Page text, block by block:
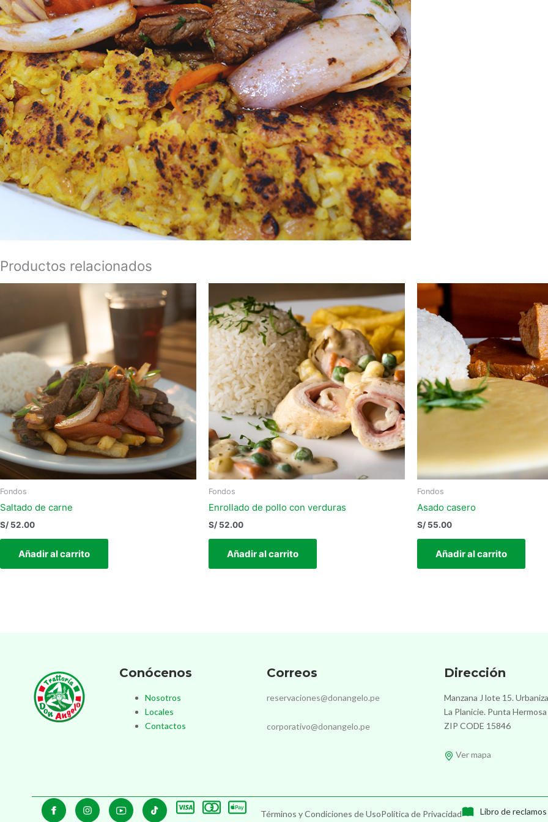
Productos relacionados
Fondos
Saltado de carne
S/ 52.00
Añadir al carrito
Fondos
Enrollado de pollo con verduras
S/ 52.00
Añadir al carrito
Fondos
Asado casero
S/ 55.00
Añadir al carrito
Conócenos
Nosotros
Locales
Contactos
Correos
reservaciones@donangelo.pe
corporativo@donangelo.pe
Dirección
Manzana J lote 15.
La Planicie. Punta Hermosa
ZIP CODE 15846
Ver mapa
Términos y Condiciones de UsoPolítica de Privacidad Libro de reclamos